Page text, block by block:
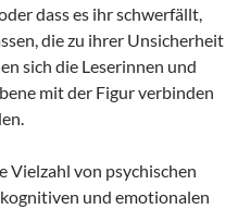
dass es ihr schwerfällt,
die zu ihrer Unsicherheit
sich die Leserinnen und
mit der Figur verbinden
Vielzahl von psychischen
und emotionalen